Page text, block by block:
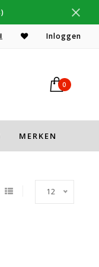
Desoto Inloggen
0
MERKEN
12